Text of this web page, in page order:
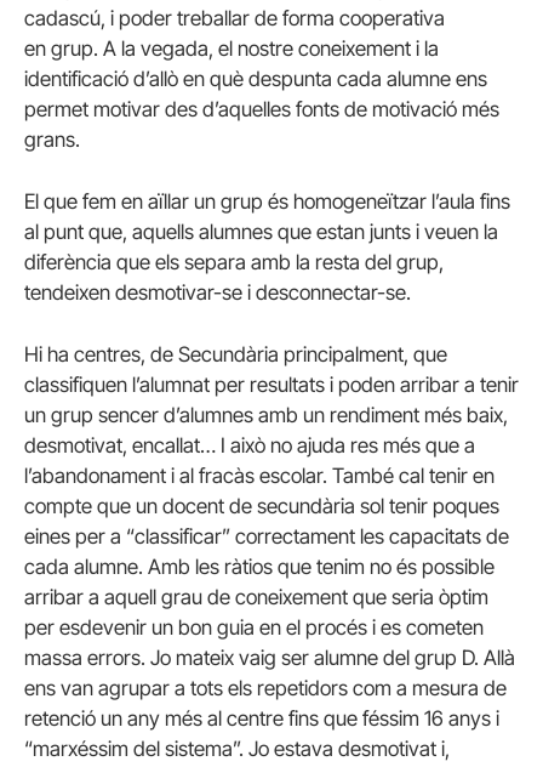
cadascú, i poder treballar de forma cooperativa
en grup. A la vegada, el nostre coneixement i la
identificació d’allò en què despunta cada alumne ens
permet motivar des d’aquelles fonts de motivació més
grans.
El que fem en aïllar un grup és homogeneïtzar l’aula fins
al punt que, aquells alumnes que estan junts i veuen la
diferència que els separa amb la resta del grup,
tendeixen desmotivar-se i desconnectar-se.
Hi ha centres, de Secundària principalment, que
classifiquen l’alumnat per resultats i poden arribar a tenir
un grup sencer d’alumnes amb un rendiment més baix,
desmotivat, encallat… I això no ajuda res més que a
l’abandonament i al fracàs escolar. També cal tenir en
compte que un docent de secundària sol tenir poques
eines per a “classificar” correctament les capacitats de
cada alumne. Amb les ràtios que tenim no és possible
arribar a aquell grau de coneixement que seria òptim
per esdevenir un bon guia en el procés i es cometen
massa errors. Jo mateix vaig ser alumne del grup D. Allà
ens van agrupar a tots els repetidors com a mesura de
retenció un any més al centre fins que féssim 16 anys i
“marxéssim del sistema”. Jo estava desmotivat i,